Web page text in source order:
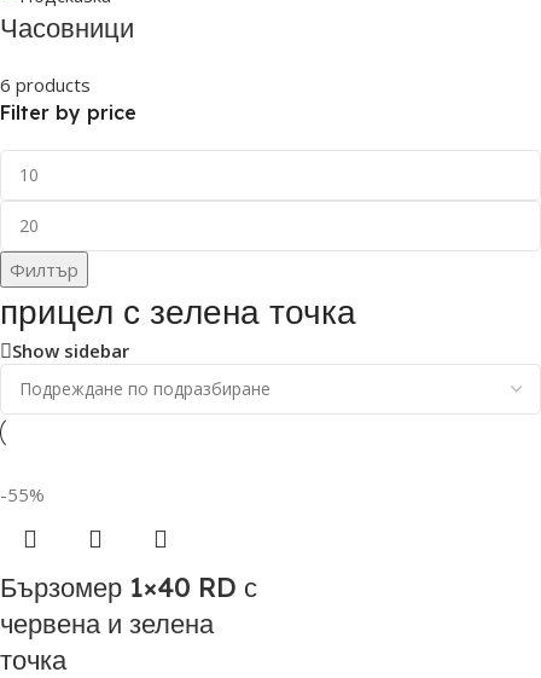
Часовници
6 products
Filter by price
Филтър
прицел с зелена точка
Show sidebar
-55%
Бързомер 1×40 RD с
червена и зелена
точка